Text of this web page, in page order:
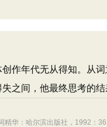
创作年代无从得知。从
之间，他最终思考的
精华：哈尔滨出版社，1992：